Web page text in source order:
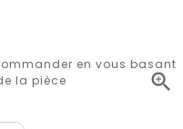

en vous basant
la pièce